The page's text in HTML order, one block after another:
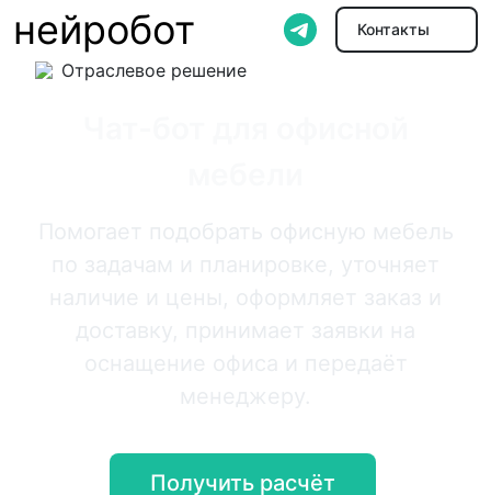
нейробот Контакты
Отраслевое решение
Получить расчёт